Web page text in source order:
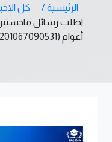
الرئيسية /
كل
أعوام (00201067090531)